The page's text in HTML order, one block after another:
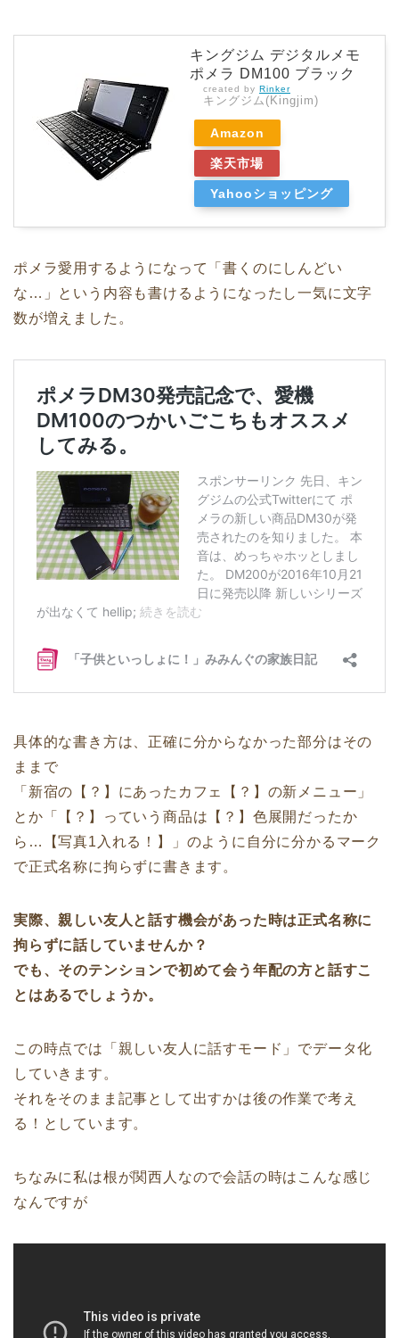
キングジム デジタルメモ
ポメラ DM100 ブラック
created by Rinker
キングジム(Kingjim)
Amazon
楽天市場
Yahooショッピング
ポメラ愛用するようになって「書くのにしんどい
な…」という内容も書けるようになったし一気に文字
数が増えました。
具体的な書き方は、正確に分からなかった部分はその
ままで
「新宿の【？】にあったカフェ【？】の新メニュー」
とか「【？】っていう商品は【？】色展開だったか
ら…【写真1入れる！】」のように自分に分かるマーク
で正式名称に拘らずに書きます。
実際、親しい友人と話す機会があった時は正式名称に
拘らずに話していませんか？
でも、そのテンションで初めて会う年配の方と話すこ
とはあるでしょうか。
この時点では「親しい友人に話すモード」でデータ化
していきます。
それをそのまま記事として出すかは後の作業で考え
る！としています。
ちなみに私は根が関西人なので会話の時はこんな感じ
なんですが